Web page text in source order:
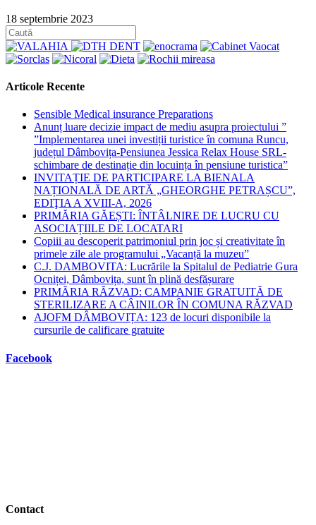
18 septembrie 2023
Articole Recente
Sensible Medical insurance Preparations
Anunț luare decizie impact de mediu asupra proiectului ”
”Implementarea unei investiții turistice în comuna Runcu,
județul Dâmbovița-Pensiunea Jessica Relax House SRL-
schimbare de destinație din locuința în pensiune turistica”
INVITAȚIE DE PARTICIPARE LA BIENALA
NAȚIONALĂ DE ARTĂ „GHEORGHE PETRAȘCU”,
EDIŢIA A XVIII-A, 2026
PRIMĂRIA GĂEȘTI: ÎNTÂLNIRE DE LUCRU CU
ASOCIAȚIILE DE LOCATARI
Copiii au descoperit patrimoniul prin joc și creativitate în
primele zile ale programului „Vacanță la muzeu”
C.J. DAMBOVITA: Lucrările la Spitalul de Pediatrie Gura
Ocniței, Dâmbovița, sunt în plină desfășurare
PRIMĂRIA RĂZVAD: CAMPANIE GRATUITĂ DE
STERILIZARE A CÂINILOR ÎN COMUNA RĂZVAD
AJOFM DÂMBOVIȚA: 123 de locuri disponibile la
cursurile de calificare gratuite
Facebook
Contact